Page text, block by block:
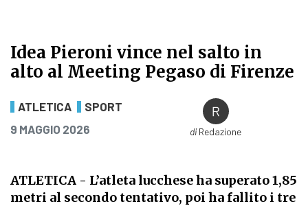
Idea Pieroni vince nel salto in
alto al Meeting Pegaso di Firenze
Idea Pieroni vince nel salto in alto
ATLETICA
SPORT
PUBBLICATO IL
9 MAGGIO 2026 diRedazione
ATLETICA - L’atleta lucchese ha superato 1,85
metri al secondo tentativo, poi ha fallito i tre